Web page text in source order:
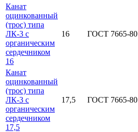
Канат
оцинкованный
(трос) типа
ЛК-3 с
органическим
сердечником
16
16 ГОСТ 7665-80
Канат
оцинкованный
(трос) типа
ЛК-3 с
органическим
сердечником
17,5
17,5 ГОСТ 7665-80